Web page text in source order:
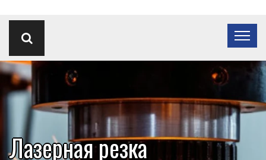
Лазерная резка